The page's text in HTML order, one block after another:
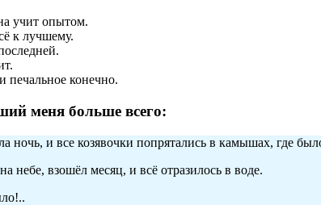
учит опытом.
к лучшему.
печальное конечно.
меня больше всего:
ночь, и все козявочки попрятались в камышах, где
небе, взошёл месяц, и всё отразилось в воде.